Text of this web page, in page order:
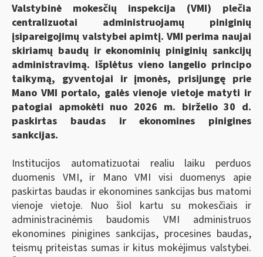
Valstybinė mokesčių inspekcija (VMI) plečia
centralizuotai administruojamų piniginių
įsipareigojimų valstybei apimtį. VMI perima naujai
skiriamų baudų ir ekonominių piniginių sankcijų
administravimą. Išplėtus vieno langelio principo
taikymą, gyventojai ir įmonės, prisijungę prie
Mano VMI portalo, galės vienoje vietoje matyti ir
patogiai apmokėti nuo 2026 m. birželio 30 d.
paskirtas baudas ir ekonomines pinigines
sankcijas.
Institucijos automatizuotai realiu laiku perduos
duomenis VMI, ir Mano VMI visi duomenys apie
paskirtas baudas ir ekonomines sankcijas bus matomi
vienoje vietoje. Nuo šiol kartu su mokesčiais ir
administracinėmis baudomis VMI administruos
ekonomines pinigines sankcijas, procesines baudas,
teismų priteistas sumas ir kitus mokėjimus valstybei.